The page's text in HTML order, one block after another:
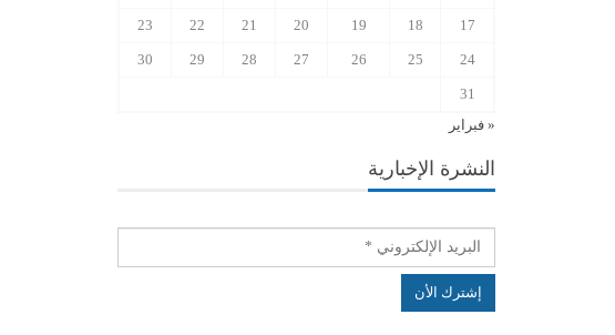
17
18
19
20
21
22
23
24
25
26
27
28
29
30
31
« فبراير
النشرة الإخبارية